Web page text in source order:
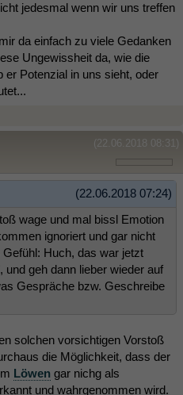
jedesmal wenn wir uns treffen
da einfach zu viele Gedanken
Ungewissheit da, wie die
er Potenzial in uns sieht, oder
(22.06.2018 08:31)
(22.06.2018 07:24)
wage und mal bissl Emotion
ignoriert und gar nicht
Huch, das war jetzt
geh dann lieber wieder auf
Gespräche bzw. Geschreibe
solchen vorsichtigen Vorstoß
die Möglichkeit, dass der
Löwen gar nichg als
und wahrgenommen wird.